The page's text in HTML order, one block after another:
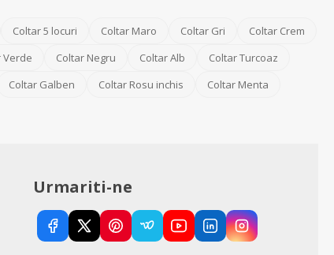
Coltar 5 locuri Coltar Maro Coltar Gri
Coltar Crem
Verde Coltar Negru Coltar Alb
Coltar Turcoaz
Coltar Galben Coltar Rosu inchis Coltar Menta
Urmariti-ne